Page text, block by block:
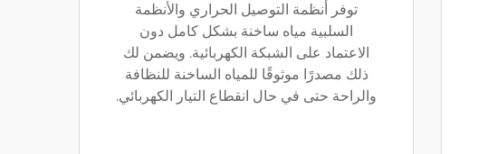
توفر أنظمة التوصيل الحراري والأنظمة
السلبية مياه ساخنة بشكل كامل دون
الاعتماد على الشبكة الكهربائية. ويضمن لك
ذلك مصدرًا موثوقًا للمياه الساخنة للنظافة
والراحة حتى في حال انقطاع التيار الكهربائي.